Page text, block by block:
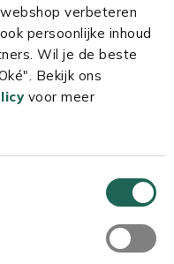
verbeteren
persoonlijke inhoud
Wil je de beste
Bekijk ons
voor meer